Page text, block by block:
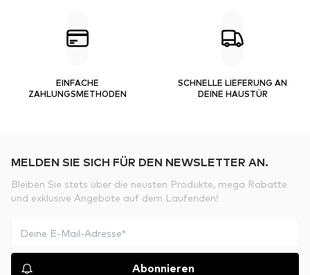
EINFACHE
ZAHLUNGSMETHODEN
SCHNELLE LIEFERUNG AN
DEINE HAUSTÜR
MELDEN SIE SICH FÜR DEN NEWSLETTER AN.
Bleiben Sie stets über die neusten Produkte, mega Rabatte
und exklusive Angebote auf dem Laufenden!
Abonnieren